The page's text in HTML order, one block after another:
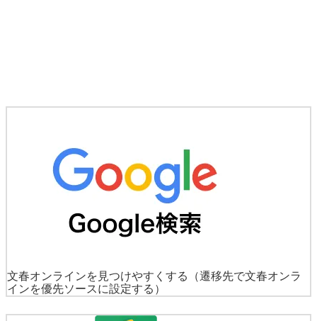
文春オンラインを見つけやすくする
（遷移先で文春オンラ
インを優先ソースに設定する）